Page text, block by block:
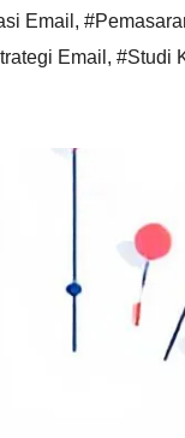
Email ,
Email , #Studi